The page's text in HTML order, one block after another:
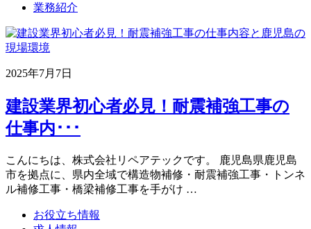
業務紹介
2025年7月7日
建設業界初心者必見！耐震補強工事の
仕事内･･･
こんにちは、株式会社リペアテックです。 鹿児島県鹿児島
市を拠点に、県内全域で構造物補修・耐震補強工事・トンネ
ル補修工事・橋梁補修工事を手がけ …
お役立ち情報